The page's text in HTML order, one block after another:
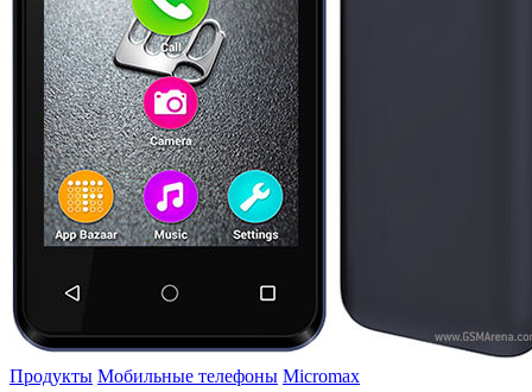
Продукты Мобильные телефоны Micromax